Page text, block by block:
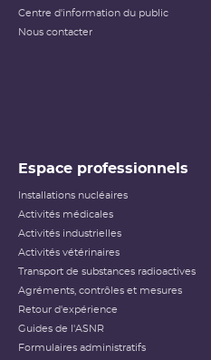
Centre d'information du public
Nous contacter
Espace professionnels
Installations nucléaires
Activités médicales
Activités industrielles
Activités vétérinaires
Transport de substances radioactives
Agréments, contrôles et mesures
Retour d'expérience
Guides de l'ASNR
Formulaires administratifs